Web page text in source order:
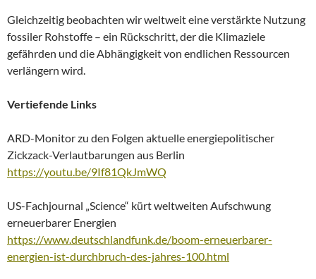
Gleichzeitig beobachten wir weltweit eine verstärkte Nutzung
fossiler Rohstoffe – ein Rückschritt, der die Klimaziele
gefährden und die Abhängigkeit von endlichen Ressourcen
verlängern wird.
Vertiefende Links
ARD-Monitor zu den Folgen aktuelle energiepolitischer
Zickzack-Verlautbarungen aus Berlin
https://youtu.be/9If81QkJmWQ
US-Fachjournal „Science“ kürt weltweiten Aufschwung
erneuerbarer Energien
https://www.deutschlandfunk.de/boom-erneuerbarer-
energien-ist-durchbruch-des-jahres-100.html